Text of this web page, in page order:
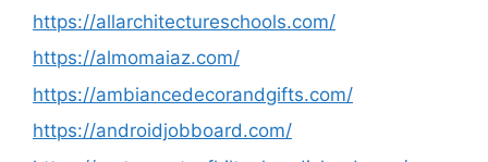
https://allarchitectureschools.com/
https://almomaiaz.com/
https://ambiancedecorandgifts.com/
https://androidjobboard.com/